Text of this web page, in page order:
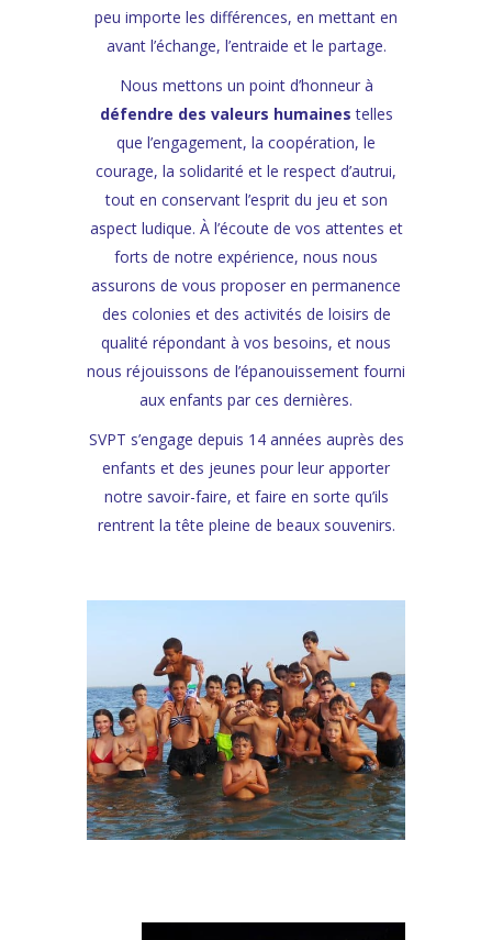
peu importe les différences, en mettant en
avant l’échange, l’entraide et le partage.
Nous mettons un point d’honneur à
défendre des valeurs humainestelles
que l’engagement, la coopération, le
courage, la solidarité et le respect d’autrui,
tout en conservant l’esprit du jeu et son
aspect ludique. Àl’écoute de vos attentes et
forts de notre expérience, nous nous
assurons de vous proposer en permanence
des colonies et des activités de loisirs de
qualité répondant à vos besoins, et nous
nous réjouissons de l’épanouissement fourni
aux enfants par ces dernières.
SVPT s’engage depuis 14 années auprès des
enfants et des jeunes pour leur apporter
notre savoir-faire, et faire en sorte qu’ils
rentrent la tête pleine de beaux souvenirs.